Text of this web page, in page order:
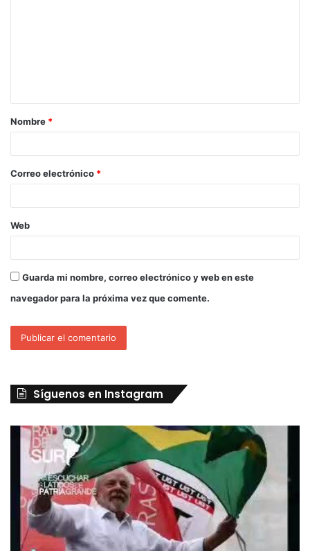
Nombre *
Correo electrónico *
Web
Guarda mi nombre, correo electrónico y web en este
navegador para la próxima vez que comente.
Síguenos en Instagram